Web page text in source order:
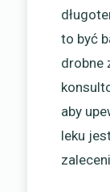
to być
drobne
aby
leku